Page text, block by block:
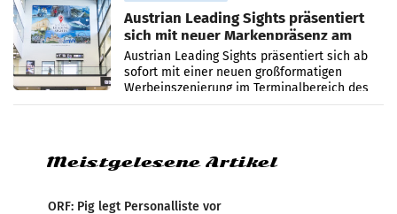
Austrian Leading Sights präsentiert
sich mit neuer Markenpräsenz am
Flughafen Wien
Austrian Leading Sights präsentiert sich ab
sofort mit einer neuen großformatigen
Werbeinszenierung im Terminalbereich des
Flughafen Wien. Die Präsenz befindet sich im
Meistgelesene Artikel
ORF: Pig legt Personalliste vor